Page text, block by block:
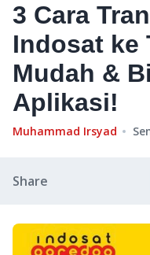
3 Cara
Indosat ke
Mudah &
Aplikasi!
Muhammad Irsyad
Share